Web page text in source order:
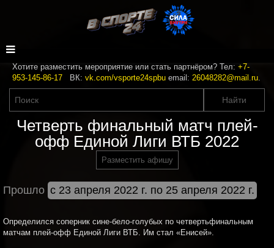
Хотите разместить мероприятие или стать партнёром? Тел: +7-
953-145-86-17 ВК: vk.com/vsporte24spbu email: 26048282@mail.ru.
Четверть финальный матч плей-
офф Единой Лиги ВТБ 2022
Разместить афишу
Прошло с 23 апреля 2022 г. по 25 апреля 2022 г.
Определился соперник сине-бело-голубых по четвертьфинальным
матчам плей-офф Единой Лиги ВТБ. Им стал «Енисей».